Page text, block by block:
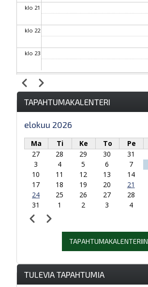
klo 21
klo 22
klo 23
Sivutus
EdellinenSeuraava
TAPAHTUMAKALENTERI
elokuu 2026
Ma Ti Ke To Pe
27
28 29 30 31
3
4 5 6 7
10
11 12 13 14
17
18 19 20 21
24
25 26 27 28
31
1 2 3 4
Sivutus
EdellinenSeuraava
TAPAHTUMAKALENTERIIN
TULEVIA TAPAHTUMIA